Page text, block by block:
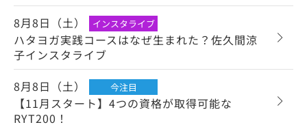
8月8日（土）
インスタライブ
ハタヨガ実践コースはなぜ生まれた？佐久間涼
子インスタライブ
8月8日（土）
今注目
【11月スタート】4つの資格が取得可能な
RYT200！